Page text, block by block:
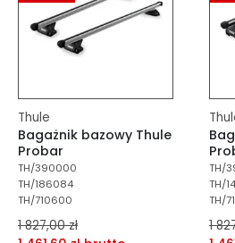
Thule
Bagażnik bazowy Thule
Probar
TH/390000
TH/186084
TH/710600
1 827,00 zł
TH/
TH/
TH/
1